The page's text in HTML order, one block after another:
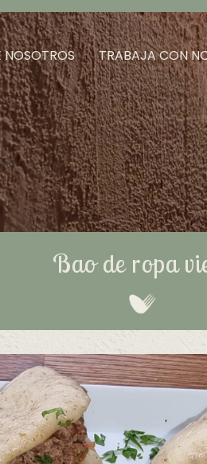
NOSOTROS TRABAJA CON
Bao de ropa